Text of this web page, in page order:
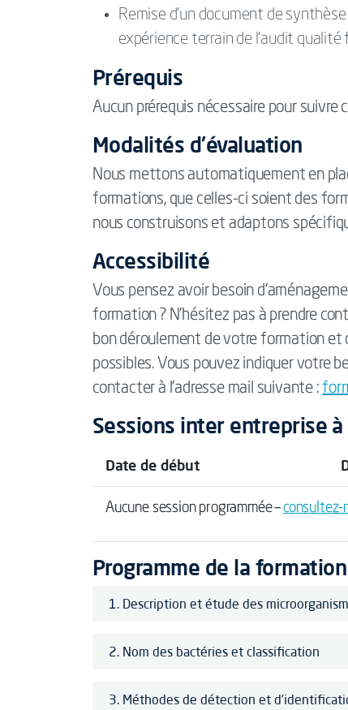
Remise d’un document de
expérience terrain de l’audit
Prérequis
Aucun prérequis nécessaire pour
Modalités d'évaluation
Nous mettons automatiquement en
formations, que celles-ci soient des
nous construisons et adaptons
Accessibilité
Vous pensez avoir besoin
formation ? N’hésitez pas à prendre
bon déroulement de votre formation et
possibles. Vous pouvez indiquer votre
contacter à l'adresse mail suivante :
Sessions inter entreprise
Date de début
Aucune session programmée –consultez-
Programme de la formation
1. Description et étude des
2. Nom des bactéries et classification
3. Méthodes de détection et